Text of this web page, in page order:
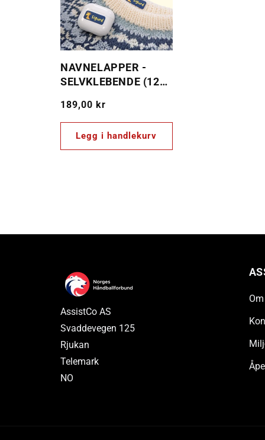
NAVNELAPPER -
SELVKLEBENDE (120
Vanlig
189,00 kr
Legg i handlekurv
AssistCo AS
Svaddevegen 125
Rjukan
Telemark
NO